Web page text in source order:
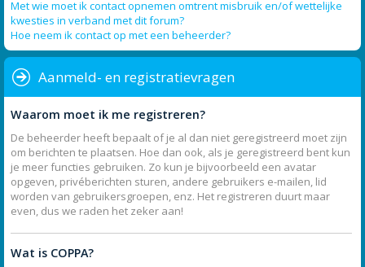
Met wie moet ik contact opnemen omtrent misbruik en/of wettelijke
kwesties in verband met dit forum?
Hoe neem ik contact op met een beheerder?
Aanmeld- en registratievragen
Waarom moet ik me registreren?
De beheerder heeft bepaalt of je al dan niet geregistreerd moet zijn
om berichten te plaatsen. Hoe dan ook, als je geregistreerd bent kun
je meer functies gebruiken. Zo kun je bijvoorbeeld een avatar
opgeven, privéberichten sturen, andere gebruikers e-mailen, lid
worden van gebruikersgroepen, enz. Het registreren duurt maar
even, dus we raden het zeker aan!
Wat is COPPA?